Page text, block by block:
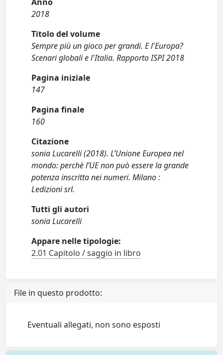
2018
Titolo del volume
Sempre più un gioco per grandi. E l'Europa?
Scenari globali e l'Italia. Rapporto ISPI 2018
Pagina iniziale
147
Pagina finale
160
Citazione
sonia Lucarelli (2018). L’Unione Europea nel
mondo: perchè l’UE non può essere la grande
potenza inscritta nei numeri. Milano :
Ledizioni srl.
Tutti gli autori
sonia Lucarelli
Appare nelle tipologie:
2.01 Capitolo / saggio in libro
File in questo prodotto:
Eventuali allegati, non sono esposti